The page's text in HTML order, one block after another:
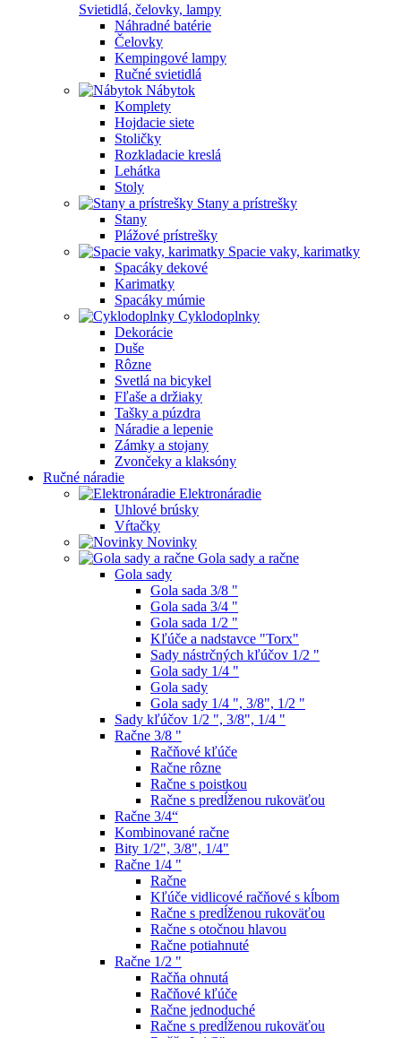
Svietidlá, čelovky, lampy
Náhradné batérie
Čelovky
Kempingové lampy
Ručné svietidlá
Nábytok
Komplety
Hojdacie siete
Stoličky
Rozkladacie kreslá
Lehátka
Stoly
Stany a prístrešky
Stany
Plážové prístrešky
Spacie vaky, karimatky
Spacáky dekové
Karimatky
Spacáky múmie
Cyklodoplnky
Dekorácie
Duše
Rôzne
Svetlá na bicykel
Fľaše a držiaky
Tašky a púzdra
Náradie a lepenie
Zámky a stojany
Zvončeky a klaksóny
Ručné náradie
Elektronáradie
Uhlové brúsky
Vŕtačky
Novinky
Gola sady a račne
Gola sady
Gola sada 3/8 "
Gola sada 3/4 "
Gola sada 1/2 "
Kľúče a nadstavce "Torx"
Sady nástrčných kľúčov 1/2 "
Gola sady 1/4 "
Gola sady
Gola sady 1/4 ", 3/8", 1/2 "
Sady kľúčov 1/2 ", 3/8", 1/4 "
Račne 3/8 "
Račňové kľúče
Račne rôzne
Račne s poistkou
Račne s predĺženou rukoväťou
Račne 3/4“
Kombinované račne
Bity 1/2", 3/8", 1/4"
Račne 1/4 "
Račne
Kľúče vidlicové račňové s kĺbom
Račne s predĺženou rukoväťou
Račne s otočnou hlavou
Račne potiahnuté
Račne 1/2 "
Račňa ohnutá
Račňové kľúče
Račne jednoduché
Račne s predĺženou rukoväťou